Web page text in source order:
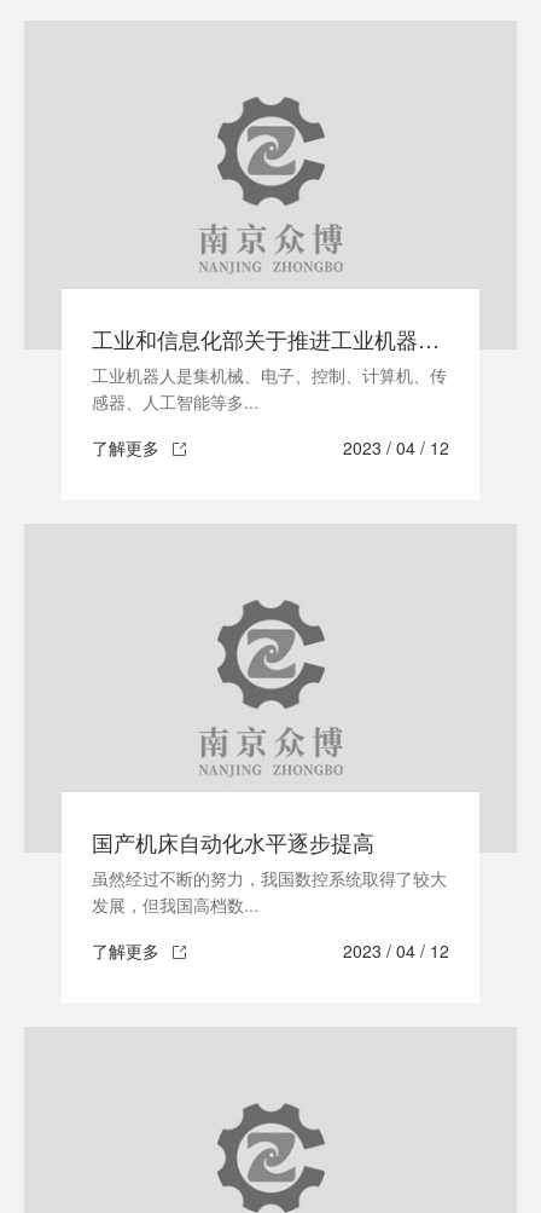
工业和信息化部关于推进工业机器人产业发展的指导意见
工业机器人是集机械、电子、控制、计算机、传
感器、人工智能等多...
了解更多
2023 / 04 / 12
国产机床自动化水平逐步提高
虽然经过不断的努力，我国数控系统取得了较大
发展，但我国高档数...
了解更多
2023 / 04 / 12